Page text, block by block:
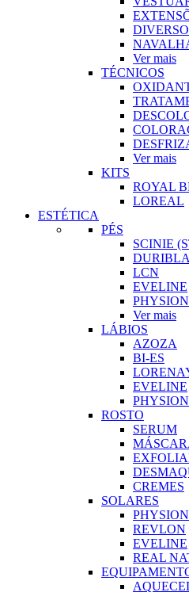
Ver mais
TÉCNICOS
Ver mais
KITS
ROYAL
LOREAL
ESTÉTICA
PÉS
SCINIE
LCN
EVELINE
Ver mais
LÁBIOS
AZOZA
BI-ES
EVELINE
ROSTO
SERUM
CREMES
SOLARES
REVLON
EVELINE
REAL